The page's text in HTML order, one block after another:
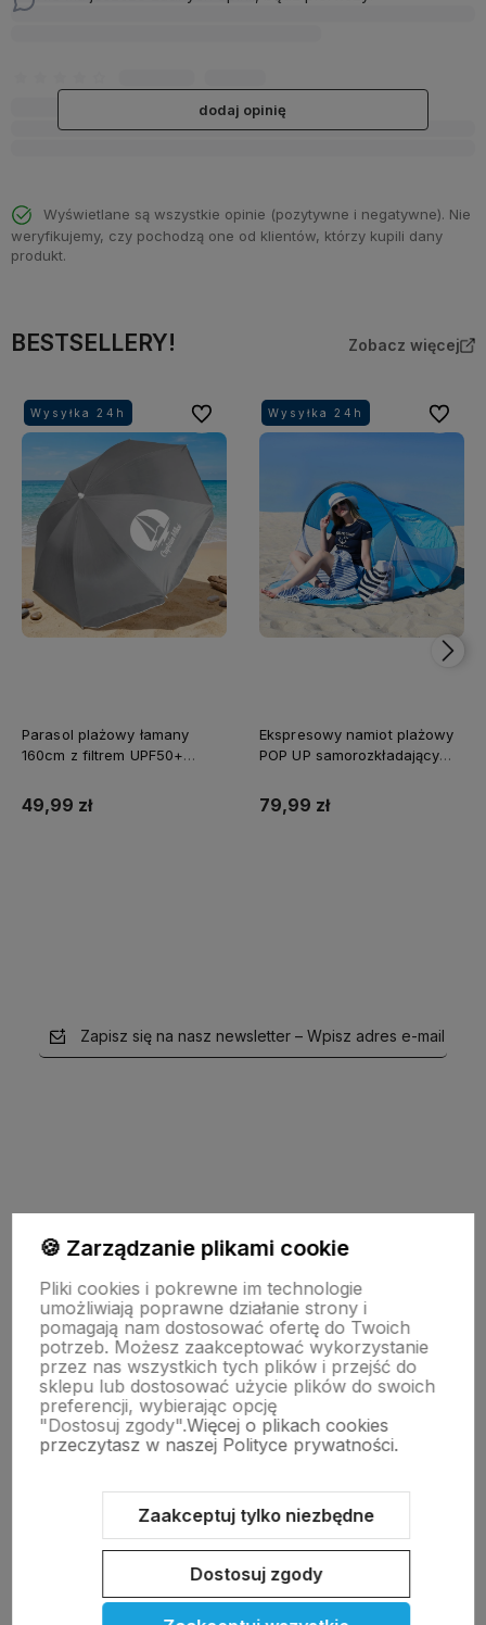
dodaj opinię
Wyświetlane są wszystkie opinie (pozytywne i negatywne). Nie
weryfikujemy, czy pochodzą one od klientów, którzy kupili dany
produkt.
BESTSELLERY! Zobacz więcej
Wysyłka 24h
Parasol plażowy łamany
160cm z filtrem UPF50+
49,99 zł
Do ulubionychWysyłka 24h
Ekspresowy namiot plażowy
POP UP samorozkładający
79,99 zł
Do
Zapisz się na nasz newsletter – Wpisz adres e-mail
polityce prywatności
Moje konto
Pomoc
KOLEKCJE
Nasze marki
🍪 Zarządzanie plikami cookie
Pliki cookies i pokrewne im technologie
umożliwiają poprawne działanie strony i
pomagają nam dostosować ofertę do Twoich
potrzeb. Możesz zaakceptować wykorzystanie
przez nas wszystkich tych plików i przejść do
sklepu lub dostosować użycie plików do swoich
preferencji, wybierając opcję
"Dostosuj zgody".Więcej o plikach cookies
przeczytasz w naszej Polityce prywatności.
Zaakceptuj tylko niezbędne
Dostosuj zgody